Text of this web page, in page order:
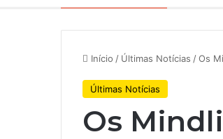
Início / Últimas Notícias /Os
Últimas Notícias
Os